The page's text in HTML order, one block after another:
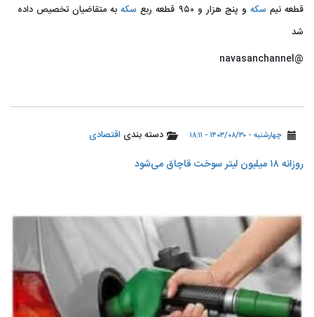
قطعه نیم سکهو پنج هزار و ۹۵۰ قطعه ربع سکهبه متقاضیان تخصیص داده
شد
@navasanchannel
چهارشنبه - ۱۴۰۳/۰۸/۳۰ - ۱۸:۱۱ دسته بندی اقتصادی
روزانه ۱۸ میلیون لیتر سوخت قاچاق می‌شود